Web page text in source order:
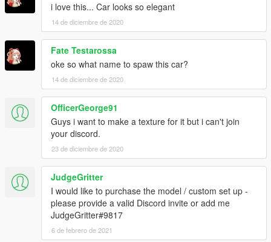
i love this... Car looks so elegant
14 de diciembre de 2020
Fate Testarossa
oke so what name to spaw this car?
14 de diciembre de 2020
OfficerGeorge91
Guys i want to make a texture for it but i can't join
your discord.
23 de diciembre de 2020
JudgeGritter
I would like to purchase the model / custom set up -
please provide a valid Discord invite or add me
JudgeGritter#9817
6 de febrero de 2021